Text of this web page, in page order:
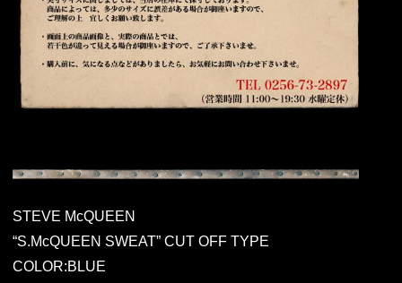
STEVE McQUEEN
“S.McQUEEN SWEAT” CUT OFF TYPE
COLOR:BLUE